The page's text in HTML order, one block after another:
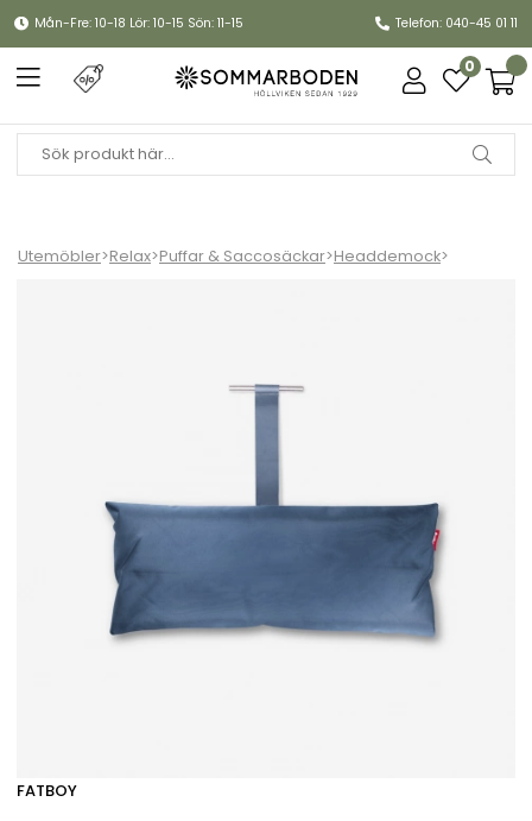
Mån-Fre: 10-18 Lör: 10-15 Sön: 11-15 Telefon: 040-45 01 11
0
Utemöbler>Relax>Puffar & Saccosäckar>Headdemock>
FATBOY